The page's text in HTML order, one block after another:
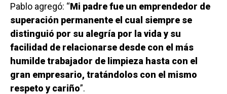
Pablo agregó: “Mi padre fue un emprendedor de
superación permanente el cual siempre se
distinguió por su alegría por la vida y su
facilidad de relacionarse desde con el más
humilde trabajador de limpieza hasta con el
gran empresario, tratándolos con el mismo
respeto y cariño”.